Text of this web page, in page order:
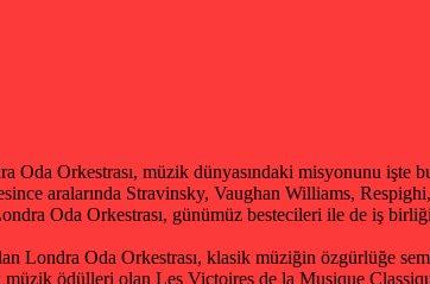
Orkestrası, müzik dünyasındaki misyonunu işte
aralarında Stravinsky, Vaughan Williams,
Oda Orkestrası, günümüz bestecileri ile de iş
Londra Oda Orkestrası, klasik müziğin özgürlüğe
müzik ödülleri olan Les Victoires de la Musique